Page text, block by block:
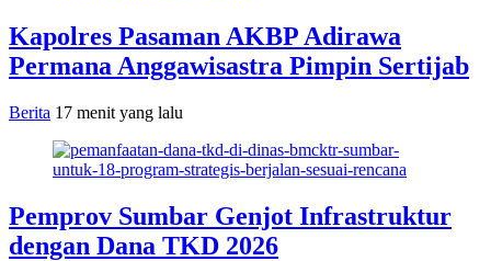
Kapolres Pasaman AKBP Adirawa
Permana Anggawisastra Pimpin Sertijab
Berita 17 menit yang lalu
Pemprov Sumbar Genjot Infrastruktur
dengan Dana TKD 2026